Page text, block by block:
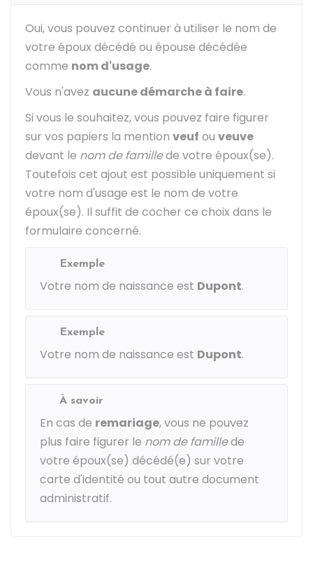
Oui, vous pouvez continuer à utiliser le nom de
votre époux décédé ou épouse décédée
comme nom d'usage.
Vous n'avez aucune démarche à faire.
Si vous le souhaitez, vous pouvez faire figurer
sur vos papiers la mention veuf ou veuve
devant le nom de famillede votre époux(se).
Toutefois cet ajout est possible uniquement si
votre nom d'usage est le nom de votre
époux(se). Il suffit de cocher ce choix dans le
formulaire concerné.
Exemple
Votre nom de naissance est Dupont.
Exemple
Votre nom de naissance est Dupont.
À savoir
En cas de remariage, vous ne pouvez
plus faire figurer le nom de famillede
votre époux(se) décédé(e) sur votre
carte d'identité ou tout autre document
administratif.